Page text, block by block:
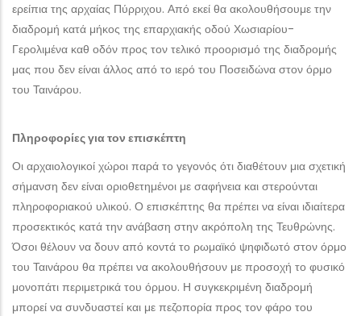
ερείπια της αρχαίας Πύρριχου. Από εκεί θα ακολουθήσουμε την
διαδρομή κατά μήκος της επαρχιακής οδού Χωσιαρίου-
Γερολιμένα καθ οδόν προς τον τελικό προορισμό της διαδρομής
μας που δεν είναι άλλος από το ιερό του Ποσειδώνα στον όρμο
του Ταινάρου.
Πληροφορίες για τον επισκέπτη
Οι αρχαιολογικοί χώροι παρά το γεγονός ότι διαθέτουν μια σχετική
σήμανση δεν είναι οριοθετημένοι με σαφήνεια και στερούνται
πληροφοριακού υλικού. Ο επισκέπτης θα πρέπει να είναι ιδιαίτερα
προσεκτικός κατά την ανάβαση στην ακρόπολη της Τευθρώνης.
Όσοι θέλουν να δουν από κοντά το ρωμαϊκό ψηφιδωτό στον όρμο
του Ταινάρου θα πρέπει να ακολουθήσουν με προσοχή το φυσικό
μονοπάτι περιμετρικά του όρμου. Η συγκεκριμένη διαδρομή
μπορεί να συνδυαστεί και με πεζοπορία προς τον φάρο του